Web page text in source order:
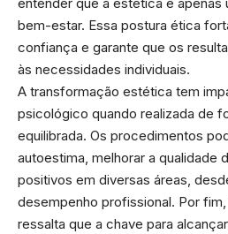
bem-estar. Essa postura ética
confiança e garante que os
às necessidades individuais.
A transformação estética tem
psicológico quando realizada de
equilibrada. Os procedimentos
autoestima, melhorar a qualidade
positivos em diversas áreas,
desempenho profissional. Por
ressalta que a chave para